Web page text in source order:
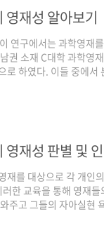
를 분석하였다. 그들이
영재성 알아보기
연구에서는 과학영재
권 소재 C대학 과학영
로 하였다. 이들 중에서
나 분석틀이 정해져 있
성에 대한 인식을 알아
영재성 판별 및
재를 대상으로 각 개인
한 교육을 통해 영재
주고 그들의 자아실현
학습기회를 제공해 주